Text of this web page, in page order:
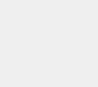
fizibilite ve
verdi. (Kaynak: